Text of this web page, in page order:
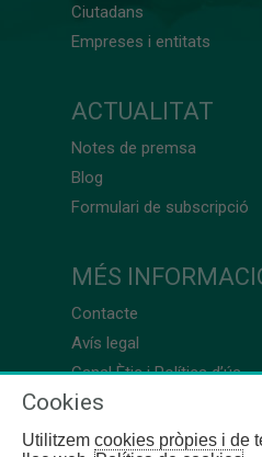
Ciutadans
Empreses i entitats
ACTUALITAT
Notes de premsa
Blog
Formulari de subscripció
MÉS
Contacte
Avís legal
Canal Ètic i Política d’ús
Cookies
Utilitzem cookies pròpies i de